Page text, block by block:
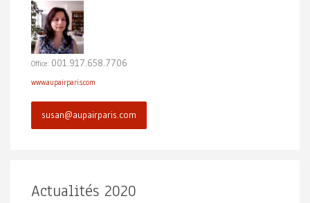
Office: 001.917.658.7706
www.aupairparis.com
susan@aupairparis.com
Actualités 2020